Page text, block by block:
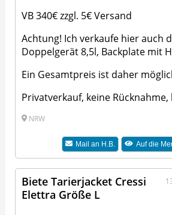
VB 340€ zzgl. 5€ Versand
Achtung! Ich verkaufe hier auch
Doppelgerät 8,5l, Backplate mit
Ein Gesamtpreis ist daher
Privatverkauf, keine
NRW
Mail an H.B. Auf die
Biete Tarierjacket Cressi
Elettra Größe L